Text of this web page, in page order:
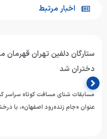
اخبار مرتبط
زیر ۲۰ سال در شیراز
حضور ۵ تیم در هر…